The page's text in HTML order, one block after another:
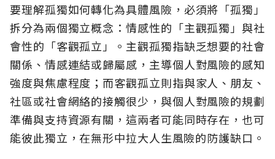
要理解孤獨如何轉化為具體風險，必須將「孤獨」
拆分為兩個獨立概念：情感性的「主觀孤獨」與社
會性的「客觀孤立」。主觀孤獨指缺乏想要的社會
關係、情感連結或歸屬感，主導個人對風險的感知
強度與焦慮程度；而客觀孤立則指與家人、朋友、
社區或社會網絡的接觸很少，與個人對風險的規劃
準備與支持資源有關，這兩者可能同時存在，也可
能彼此獨立，在無形中拉大人生風險的防護缺口。